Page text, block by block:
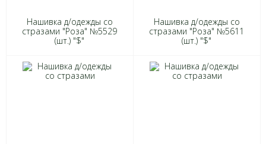
Нашивка д/одежды со
стразами "Роза" №5529
(шт.) "$"
Нашивка д/одежды со
стразами "Роза" №5611
(шт.) "$"